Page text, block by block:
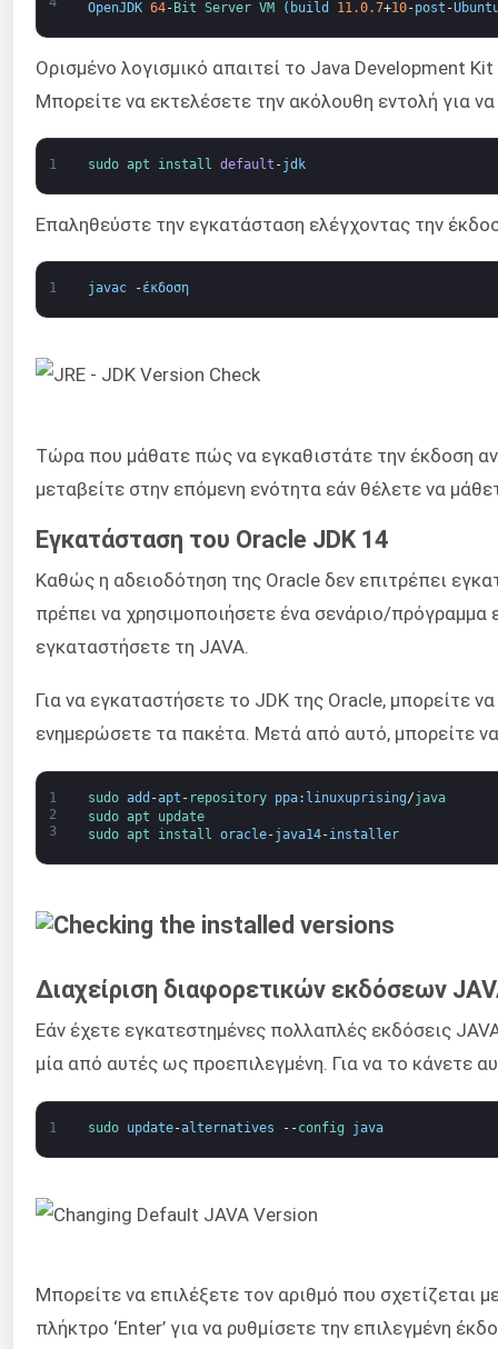
OpenJDK 64-Bit Server VM ( build 11.0.7+10-post -
Ορισμένο λογισμικό απαιτεί το Java Development
Μπορείτε να εκτελέσετε την ακόλουθη εντολή για
1 sudo apt install default -jdk
Επαληθεύστε την εγκατάσταση ελέγχοντας την
1 javac -έκδοση
Τώρα που μάθατε πώς να εγκαθιστάτε την έκδοση
μεταβείτε στην επόμενη ενότητα εάν θέλετε να
Εγκατάσταση του Oracle JDK 14
Καθώς η αδειοδότηση της Oracle δεν επιτρέπει
πρέπει να χρησιμοποιήσετε ένα σενάριο/πρόγραμμα
εγκαταστήσετε τη JAVA.
Για να εγκαταστήσετε το JDK της Oracle, μπορείτε
ενημερώσετε τα πακέτα. Μετά από αυτό, μπορείτε
1
2
3
sudo add -apt - repository ppa: linuxuprising/java
sudo apt
update
sudo apt install oracle-java14-installer
Διαχείριση διαφορετικών εκδόσεων
Εάν έχετε εγκατεστημένες πολλαπλές εκδόσεις
μία από αυτές ως προεπιλεγμένη. Για να το κάνετε
1 sudo update-alternatives --config java
Μπορείτε να επιλέξετε τον αριθμό που σχετίζεται
πλήκτρο ‘Enter’ για να ρυθμίσετε την επιλεγμένη